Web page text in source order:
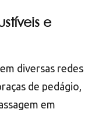
e
diversas redes
de pedágio,
em